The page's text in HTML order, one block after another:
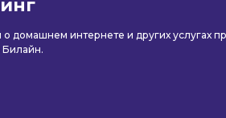
домашнем интернете и других услугах
Билайн.